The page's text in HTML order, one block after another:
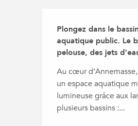
Plongez dans le
aquatique public. Le
pelouse, des jets
Au cœur
un espace aquatique
lumineuse grâce aux
plusieurs bassins :...